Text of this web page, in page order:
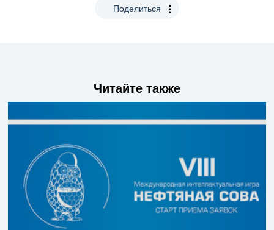
Поделиться
Читайте также